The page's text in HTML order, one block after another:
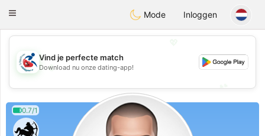
Handi Space
Toggle
Mode Inloggen
💖
💕
Vind je perfecte match
Download nu onze dating-app!
0.7/1